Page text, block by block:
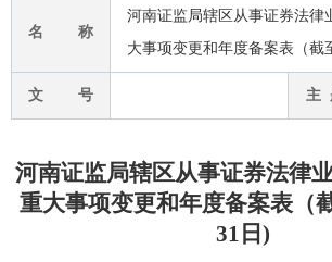
名 称
河南证监局辖区从事证券法律
大事项变更和年度备案表（截
文 号 主
河南证监局辖区从事证券法律
重大事项变更和年度备案表（
31日)